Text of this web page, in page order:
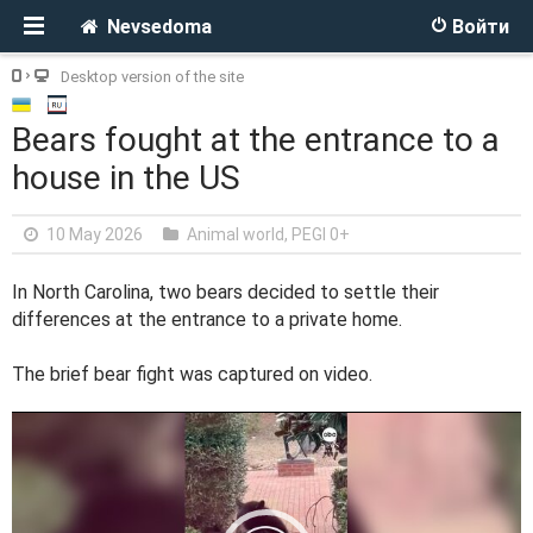
Войти
Nevsedoma
Desktop version of the site
Bears fought at the entrance to a
house in the US
10 May 2026 Animal world, PEGI 0+
In North Carolina, two bears decided to settle their
differences at the entrance to a private home.
The brief bear fight was captured on video.
i